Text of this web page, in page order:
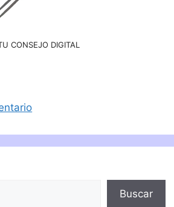
CONSEJO DIGITAL
Buscar